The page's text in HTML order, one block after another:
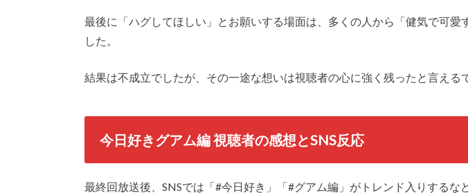
最後に「ハグしてほしい」とお願いする場面は、多くの人から「健気で可愛
した。
結果は不成立でしたが、その一途な想いは視聴者の心に強く残ったと言える
今日好きグアム編 視聴者の感想とSNS反応
最終回放送後、SNSでは「#今日好き」「#グアム編」がトレンド入りするな